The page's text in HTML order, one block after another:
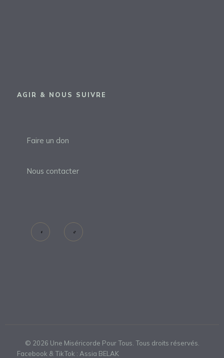
AGIR & NOUS SUIVRE
Faire un don
Nous contacter
© 2026 Une Miséricorde Pour Tous. Tous droits réservés.
Facebook & TikTok : Assia BELAK